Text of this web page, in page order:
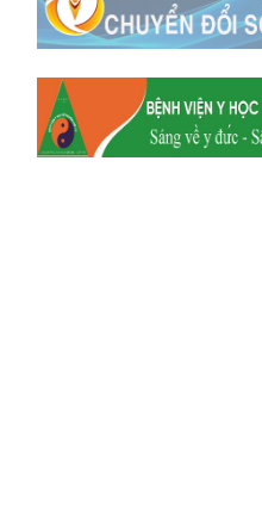
Xã Y Tý
Xã Trịnh Tường
Xã Bản Xèo